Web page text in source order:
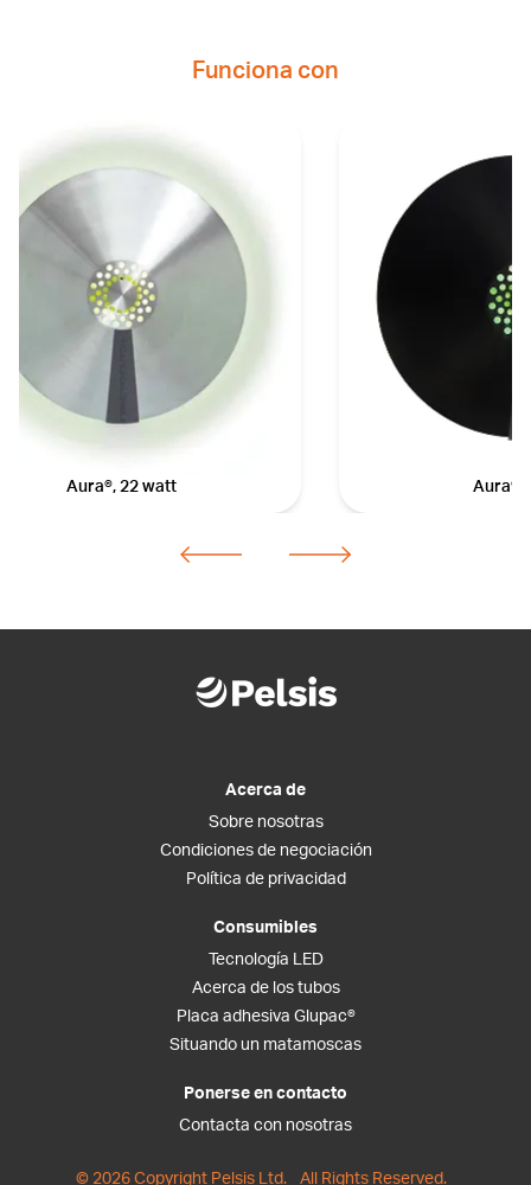
Funciona con
Aura®, 22 watt Aura®
Acerca de
Sobre nosotras
Condiciones de negociación
Política de privacidad
Consumibles
Tecnología LED
Acerca de los tubos
Placa adhesiva Glupac®
Situando un matamoscas
Ponerse en contacto
Contacta con nosotras
© 2026 Copyright Pelsis Ltd. All Rights Reserved.